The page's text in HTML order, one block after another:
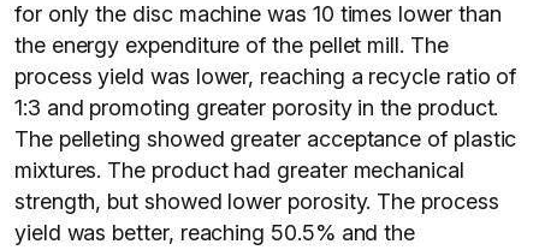
for only the disc machine was 10 times lower than
the energy expenditure of the pellet mill. The
process yield was lower, reaching a recycle ratio of
1:3 and promoting greater porosity in the product.
The pelleting showed greater acceptance of plastic
mixtures. The product had greater mechanical
strength, but showed lower porosity. The process
yield was better, reaching 50.5% and the